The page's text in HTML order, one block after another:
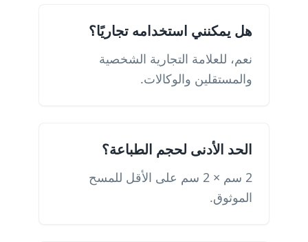
هل يمكنني استخدامه تجاريًا؟
نعم، للعلامة التجارية الشخصية
والمستقلين والوكالات.
الحد الأدنى لحجم الطباعة؟
2 سم × 2 سم على الأقل للمسح
الموثوق.